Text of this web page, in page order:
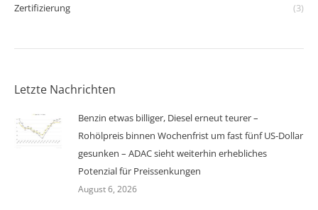
Zertifizierung
(3)
Letzte Nachrichten
Benzin etwas billiger, Diesel erneut teurer –
Rohölpreis binnen Wochenfrist um fast fünf US-Dollar
gesunken – ADAC sieht weiterhin erhebliches
Potenzial für Preissenkungen
August 6, 2026